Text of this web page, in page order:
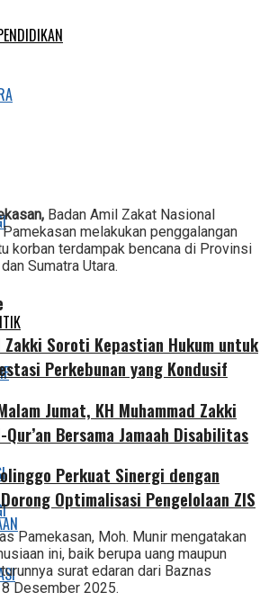
Badan Amil Zakat Nasional
melakukan penggalangan
korban terdampak bencana di Provinsi
Sumatra Utara.
Zakki Soroti Kepastian Hukum untuk
Perkebunan yang Kondusif
Jumat, KH Muhammad Zakki
Bersama Jamaah Disabilitas
Perkuat Sinergi dengan
Optimalisasi Pengelolaan ZIS
Pamekasan, Moh. Munir mengatakan
ini, baik berupa uang maupun
surat edaran dari Baznas
Desember 2025.